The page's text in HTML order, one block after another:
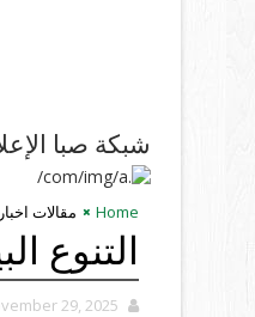
شبكة صبا
Home مقالات
التنوع
29, 2025